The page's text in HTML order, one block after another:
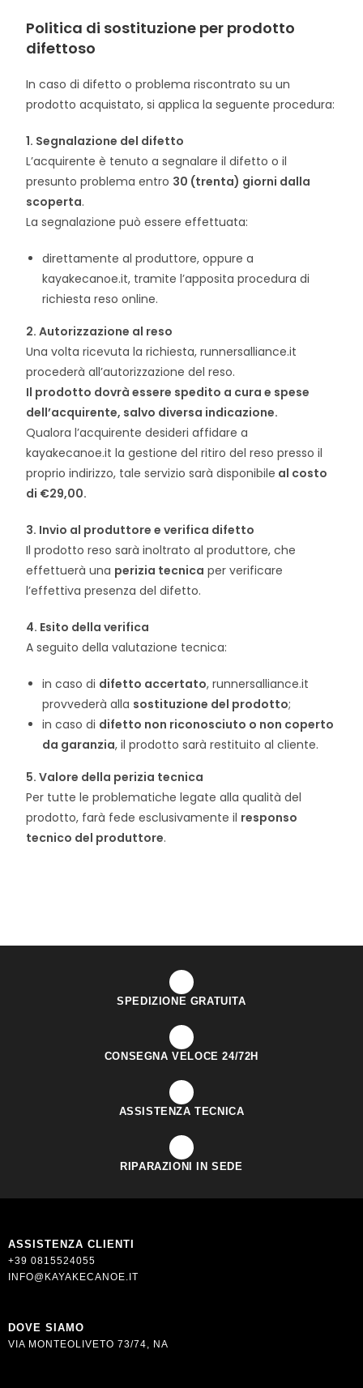
Politica di sostituzione per prodotto
difettoso
In caso di difetto o problema riscontrato su un
prodotto acquistato, si applica la seguente procedura:
1. Segnalazione del difetto
L’acquirente è tenuto a segnalare il difetto o il
presunto problema entro 30 (trenta) giorni dalla
scoperta.
La segnalazione può essere effettuata:
direttamente al produttore, oppure a
kayakecanoe.it, tramite l’apposita procedura di
richiesta reso online.
2. Autorizzazione al reso
Una volta ricevuta la richiesta, runnersalliance.it
procederà all’autorizzazione del reso.
Il prodotto dovrà essere spedito a cura e spese
dell’acquirente, salvo diversa indicazione.
Qualora l’acquirente desideri affidare a
kayakecanoe.it la gestione del ritiro del reso presso il
proprio indirizzo, tale servizio sarà disponibile al costo
di €29,00.
3. Invio al produttore e verifica difetto
Il prodotto reso sarà inoltrato al produttore, che
effettuerà una perizia tecnica per verificare
l’effettiva presenza del difetto.
4. Esito della verifica
A seguito della valutazione tecnica:
in caso di difetto accertato, runnersalliance.it
provvederà alla sostituzione del prodotto;
in caso di difetto non riconosciuto o non coperto
da garanzia, il prodotto sarà restituito al cliente.
5. Valore della perizia tecnica
Per tutte le problematiche legate alla qualità del
prodotto, farà fede esclusivamente il responso
tecnico del produttore.
SPEDIZIONE GRATUITA
CONSEGNA VELOCE 24/72H
ASSISTENZA TECNICA
RIPARAZIONI IN SEDE
ASSISTENZA CLIENTI
+39 0815524055
INFO@KAYAKECANOE.IT
DOVE SIAMO
VIA MONTEOLIVETO 73/74, NA